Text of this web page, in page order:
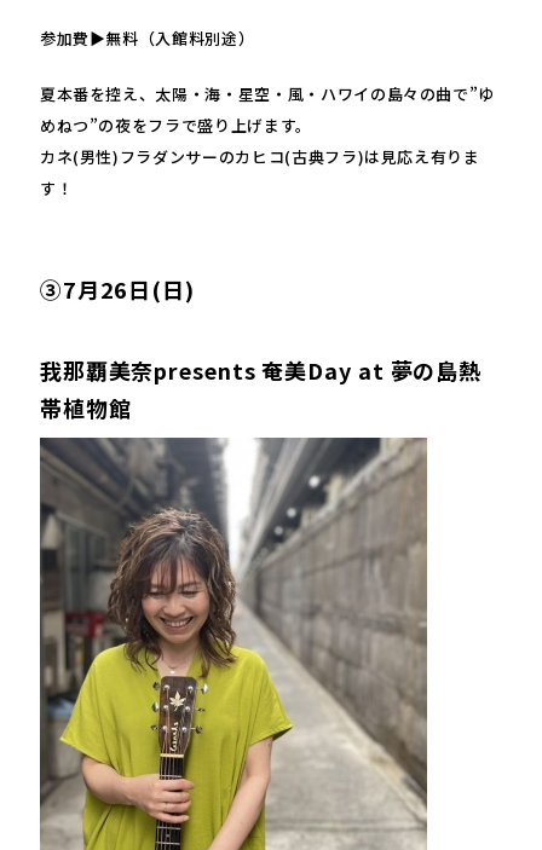
参加費▶無料（入館料別途）
夏本番を控え、太陽・海・星空・風・ハワイの島々の曲で”ゆ
めねつ”の夜をフラで盛り上げます。
カネ(男性)フラダンサーのカヒコ(古典フラ)は見応え有りま
す！
③7月26日(日)
我那覇美奈presents 奄美Day at 夢の島熱
帯植物館